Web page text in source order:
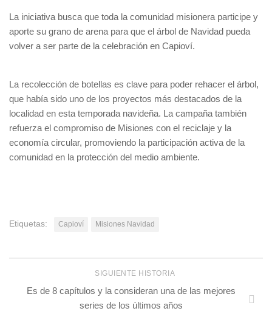
La iniciativa busca que toda la comunidad misionera participe y
aporte su grano de arena para que el árbol de Navidad pueda
volver a ser parte de la celebración en Capioví.
La recolección de botellas es clave para poder rehacer el árbol,
que había sido uno de los proyectos más destacados de la
localidad en esta temporada navideña. La campaña también
refuerza el compromiso de Misiones con el reciclaje y la
economía circular, promoviendo la participación activa de la
comunidad en la protección del medio ambiente.
Etiquetas: Capioví Misiones Navidad
SIGUIENTE HISTORIA
Es de 8 capítulos y la consideran una de las mejores
series de los últimos años